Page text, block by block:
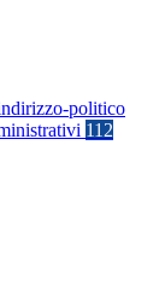
politico
112